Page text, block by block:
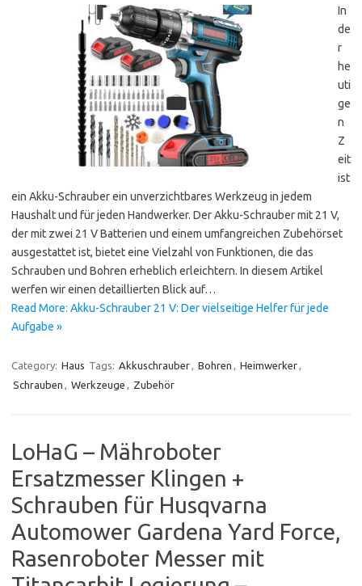
In
de
r
he
uti
ge
n
Z
eit
ist
ein Akku-Schrauber ein unverzichtbares Werkzeug in jedem
Haushalt und für jeden Handwerker. Der Akku-Schrauber mit 21 V,
der mit zwei 21 V Batterien und einem umfangreichen Zubehörset
ausgestattet ist, bietet eine Vielzahl von Funktionen, die das
Schrauben und Bohren erheblich erleichtern. In diesem Artikel
werfen wir einen detaillierten Blick auf…
Read More: Akku-Schrauber 21 V: Der vielseitige Helfer für jede
Aufgabe »
Category: Haus Tags: Akkuschrauber, Bohren , Heimwerker,
Schrauben , Werkzeuge , Zubehör
LoHaG – Mähroboter
Ersatzmesser Klingen +
Schrauben für Husqvarna
Automower Gardena Yard Force,
Rasenroboter Messer mit